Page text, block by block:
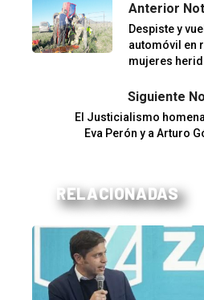
Anterior
Despiste y
automóvil en
mujeres
Siguiente
El Justicialismo
Eva Perón y a Arturo
RELACIONADAS